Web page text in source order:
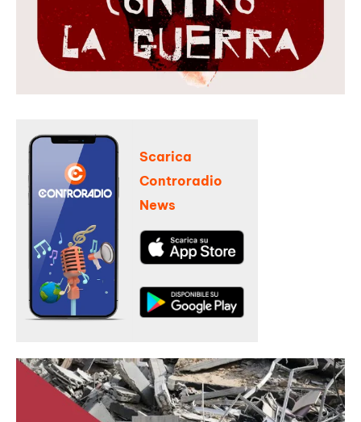
Scarica
Controradio
News